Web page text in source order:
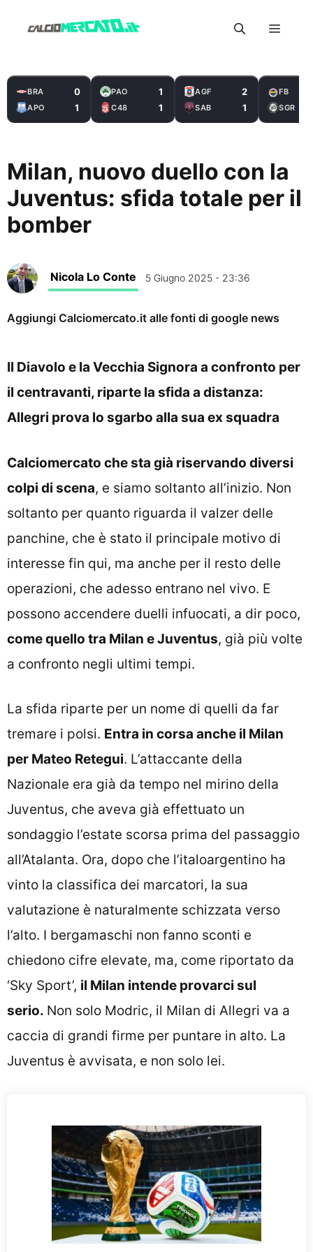
Menu
BRA 0
APO 1
PAO 1
C48 1
AGF 2
SAB 1
FB
SGR
Milan, nuovo duello con la
Juventus: sfida totale per il
bomber
Nicola Lo Conte 5 Giugno 2025 - 23:36
Aggiungi Calciomercato.it alle fonti di google news
Il Diavolo e la Vecchia Signora a confronto per
il centravanti, riparte la sfida a distanza:
Allegri prova lo sgarbo alla sua ex squadra
Calciomercato che sta già riservando diversi
colpi di scena, e siamo soltanto all’inizio. Non
soltanto per quanto riguarda il valzer delle
panchine, che è stato il principale motivo di
interesse fin qui, ma anche per il resto delle
operazioni, che adesso entrano nel vivo. E
possono accendere duelli infuocati, a dir poco,
come quello tra Milan e Juventus, già più volte
a confronto negli ultimi tempi.
La sfida riparte per un nome di quelli da far
tremare i polsi. Entra in corsa anche il Milan
per Mateo Retegui. L’attaccante della
Nazionale era già da tempo nel mirino della
Juventus, che aveva già effettuato un
sondaggio l’estate scorsa prima del passaggio
all’Atalanta. Ora, dopo che l’italoargentino ha
vinto la classifica dei marcatori, la sua
valutazione è naturalmente schizzata verso
l’alto. I bergamaschi non fanno sconti e
chiedono cifre elevate, ma, come riportato da
‘Sky Sport’, il Milan intende provarci sul
serio. Non solo Modric, il Milan di Allegri va a
caccia di grandi firme per puntare in alto. La
Juventus è avvisata, e non solo lei.